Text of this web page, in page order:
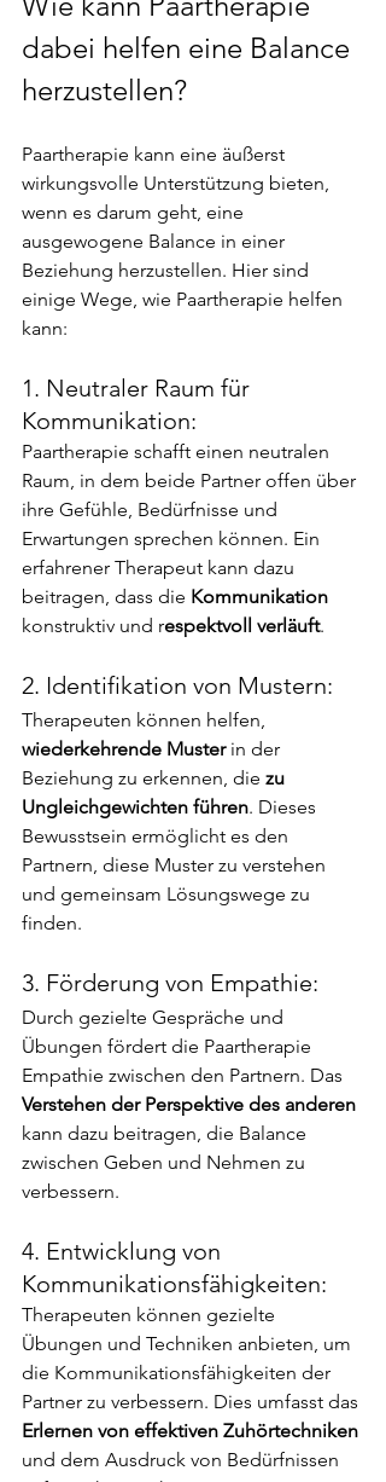
dabei helfen eine Balance
herzustellen?
Paartherapie kann eine äußerst
wirkungsvolle Unterstützung bieten,
wenn es darum geht, eine
ausgewogene Balance in einer
Beziehung herzustellen. Hier sind
einige Wege, wie Paartherapie helfen
kann:
1. Neutraler Raum für
Kommunikation:
Paartherapie schafft einen neutralen
Raum, in dem beide Partner offen über
ihre Gefühle, Bedürfnisse und
Erwartungen sprechen können. Ein
erfahrener Therapeut kann dazu
beitragen, dass die Kommunikation
konstruktiv und respektvoll verläuft.
2. Identifikation von Mustern:
Therapeuten können helfen,
wiederkehrende Muster in der
Beziehung zu erkennen, die zu
Ungleichgewichten führen. Dieses
Bewusstsein ermöglicht es den
Partnern, diese Muster zu verstehen
und gemeinsam Lösungswege zu
finden.
3. Förderung von Empathie:
Durch gezielte Gespräche und
Übungen fördert die Paartherapie
Empathie zwischen den Partnern. Das
Verstehen der Perspektive des anderen
kann dazu beitragen, die Balance
zwischen Geben und Nehmen zu
verbessern.
4. Entwicklung von
Kommunikationsfähigkeiten:
Therapeuten können gezielte
Übungen und Techniken anbieten, um
die Kommunikationsfähigkeiten der
Partner zu verbessern. Dies umfasst das
Erlernen von effektiven Zuhörtechniken
und dem Ausdruck von Bedürfnissen